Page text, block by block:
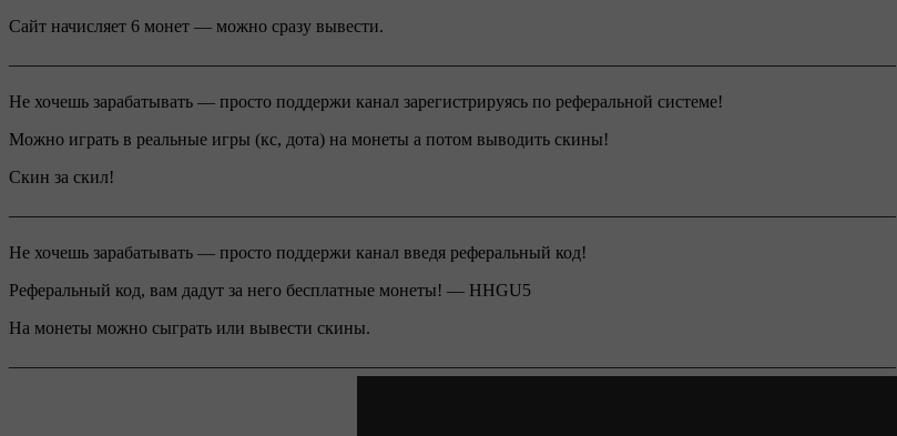
Сайт начисляет 6 монет — можно сразу вывести.
——————————————————————————————————————————————————
Не хочешь зарабатывать — просто поддержи канал зарегистрируясь по реферальной системе!
Можно играть в реальные игры (кс, дота) на монеты а потом выводить скины!
Скин за скил!
——————————————————————————————————————————————————
Не хочешь зарабатывать — просто поддержи канал введя реферальный код!
Реферальный код, вам дадут за него бесплатные монеты! — HHGU5
На монеты можно сыграть или вывести скины.
——————————————————————————————————————————————————